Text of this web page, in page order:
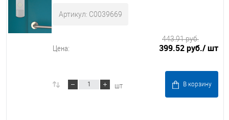
Артикул: C0039669
Цена: 399.52 руб./ шт
443.91 руб.
шт В корзину